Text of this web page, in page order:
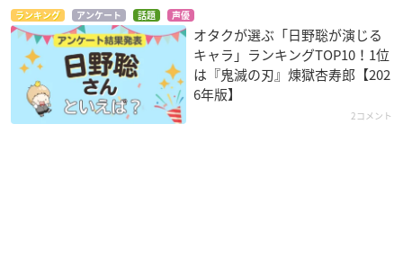
ランキング アンケート 話題 声優
オタクが選ぶ「日野聡が演じる
キャラ」ランキングTOP10！1位
は『鬼滅の刃』煉󠄁獄杏寿郎【202
6年版】
2コメント